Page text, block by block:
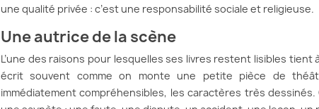
une qualité privée : c’est une responsabilité sociale et religieuse.
Une autrice de la scène
L’une des raisons pour lesquelles ses livres restent lisibles
écrit souvent comme on monte une petite pièce de
immédiatement compréhensibles, les caractères très